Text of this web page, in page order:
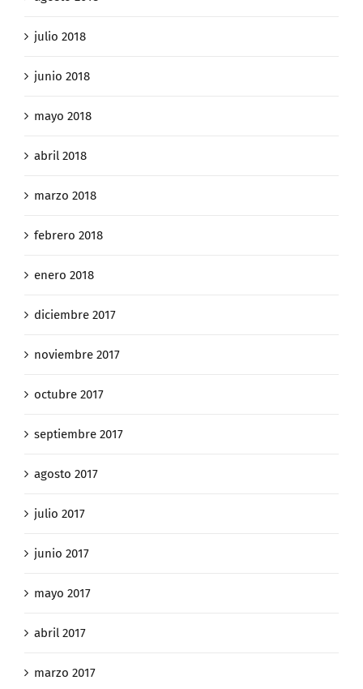
julio 2018
junio 2018
mayo 2018
abril 2018
marzo 2018
febrero 2018
enero 2018
diciembre 2017
noviembre 2017
octubre 2017
septiembre 2017
agosto 2017
julio 2017
junio 2017
mayo 2017
abril 2017
marzo 2017